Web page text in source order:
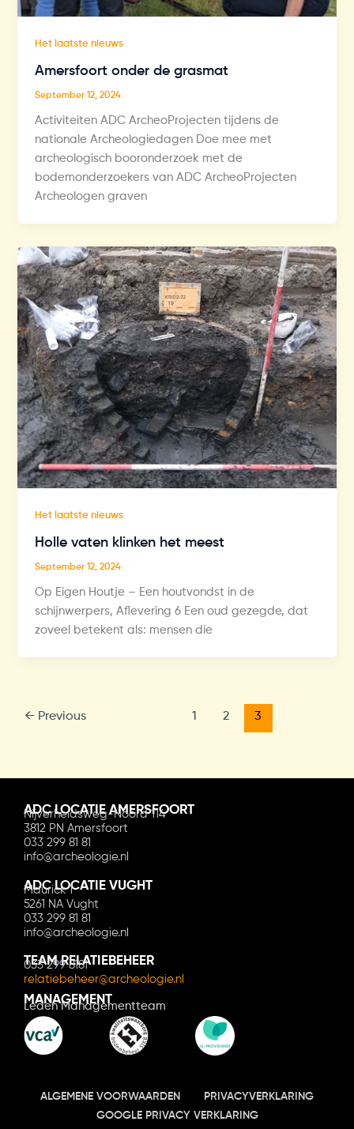
Het laatste nieuws
Amersfoort onder de grasmat
September 12, 2024
Activiteiten ADC ArcheoProjecten tijdens de
nationale Archeologiedagen Doe mee met
archeologisch booronderzoek met de
bodemonderzoekers van ADC ArcheoProjecten
Archeologen graven
Het laatste nieuws
Holle vaten klinken het meest
September 12, 2024
Op Eigen Houtje – Een houtvondst in de
schijnwerpers, Aflevering 6 Een oud gezegde, dat
zoveel betekent als: mensen die
← Previous 1 2 3
ADC LOCATIE AMERSFOORT
Nijverheidsweg-Noord 114
3812 PN Amersfoort
033 299 81 81
info@archeologie.nl
ADC LOCATIE VUGHT
Maurick 1
5261 NA Vught
033 299 81 81
info@archeologie.nl
TEAM RELATIEBEHEER
033 299 8181
relatiebeheer@archeologie.nl
MANAGEMENT
Leden Managementteam
ALGEMENE VOORWAARDEN
PRIVACYVERKLARING
GOOGLE PRIVACY VERKLARING